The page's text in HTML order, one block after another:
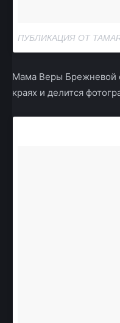
ПУБЛИКАЦИЯ ОТ
Мама Веры Брежневой
краях и делится